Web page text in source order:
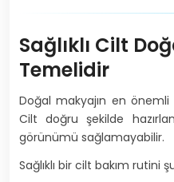
Sağlıklı Cilt
Temelidir
Doğal makyajın en önemli
Cilt doğru şekilde
görünümü sağlamayabilir.
Sağlıklı bir cilt bakım rutini